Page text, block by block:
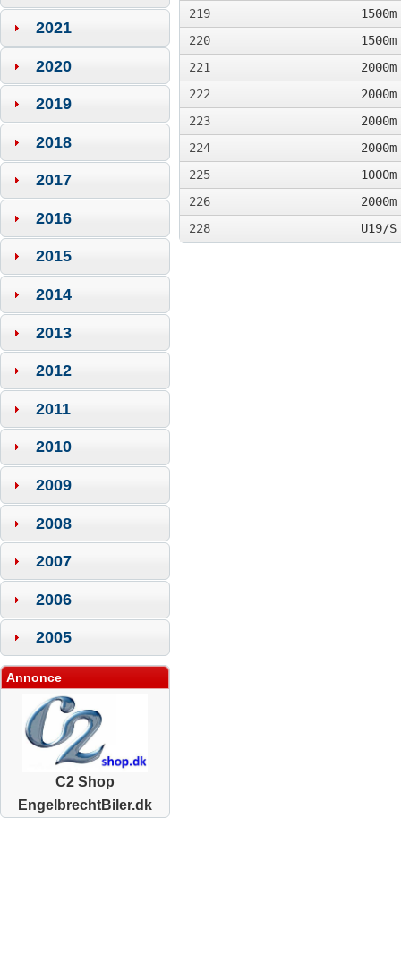
2021
2020
2019
2018
2017
2016
2015
2014
2013
2012
2011
2010
2009
2008
2007
2006
2005
Annonce
C2 Shop
EngelbrechtBiler.dk
219
1500m
220
1500m
221
2000m
222
2000m
223
2000m
224
2000m
225
1000m
226
2000m
228
U19/S